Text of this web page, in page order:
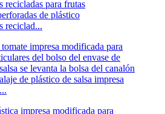
de plástico
reciclad...
de plástico de salsa impresa